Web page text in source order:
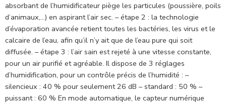
absorbant de l’humidificateur piège les particules (poussière, poils
d’animaux,…) en aspirant l’air sec. – étape 2 : la technologie
d’évaporation avancée retient toutes les bactéries, les virus et le
calcaire de l’eau, afin qu’il n’y ait que de l’eau pure qui soit
diffusée. – étape 3 : l’air sain est rejeté à une vitesse constante,
pour un air purifié et agréable. Il dispose de 3 réglages
d’humidification, pour un contrôle précis de l’humidité : –
silencieux : 40 % pour seulement 26 dB – standard : 50 % –
puissant : 60 % En mode automatique, le capteur numérique